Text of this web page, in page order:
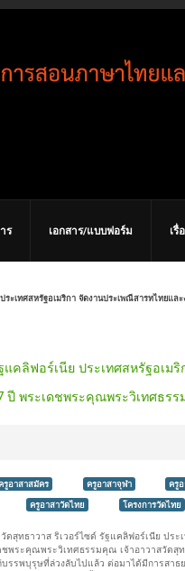
ร เอกสาร/แบบฟอร์ม เรื่
ระเทศสหรัฐอเมริกา จัดงานประเพณีสารทไทย
แคลิฟอร์เนีย ประเทศสหรัฐอเ
ปี พระเดชพระคุณพระวิเทศธร
รูอาสาสมัคร ครูอาสาจุฬา ครู
ครูอาสาวัดไทย โครงการวัดไทย
ดสุทธาวาส ริเวอร์ไซด์ รัฐแคลิฟอร์เนีย ปร
พระคุณพระวิเทศธรรมคุณ เจ้าอาวาสวัดสุ
รรพบุรุษที่ล่วงลับไปแล้ว ต่อมาได้มีการสา